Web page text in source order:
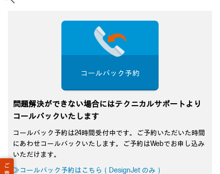
ご
コールバック予約
問題解決ができない場合にはテクニカルサポートより
コールバックいたします
コールバック予約は24時間受付中です。ご予約いただいた時間
にあわせコールバックいたします。ご予約はWebでお申し込み
いただけます。
≫コールバック予約はこちら（DesignJet のみ）